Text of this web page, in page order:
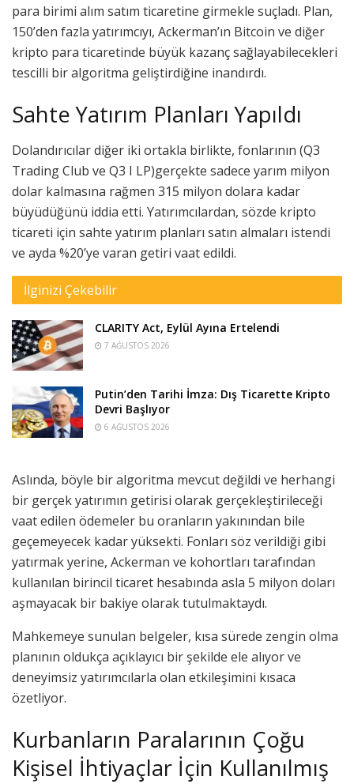
para birimi alım satım ticaretine girmekle suçladı. Plan,
150’den fazla yatırımcıyı, Ackerman’ın Bitcoin ve diğer
kripto para ticaretinde büyük kazanç sağlayabilecekleri
tescilli bir algoritma geliştirdiğine inandırdı.
Sahte Yatırım Planları Yapıldı
Dolandırıcılar diğer iki ortakla birlikte, fonlarının (Q3
Trading Club ve Q3 I LP)gerçekte sadece yarım milyon
dolar kalmasına rağmen 315 milyon dolara kadar
büyüdüğünü iddia etti. Yatırımcılardan, sözde kripto
ticareti için sahte yatırım planları satın almaları istendi
ve ayda %20’ye varan getiri vaat edildi.
İlginizi Çekebilir
CLARITY Act, Eylül Ayına Ertelendi
7 AĞUSTOS 2026
Putin’den Tarihi İmza: Dış Ticarette Kripto
Devri Başlıyor
6 AĞUSTOS 2026
Aslında, böyle bir algoritma mevcut değildi ve herhangi
bir gerçek yatırımın getirisi olarak gerçekleştirileceği
vaat edilen ödemeler bu oranların yakınından bile
geçemeyecek kadar yüksekti. Fonları söz verildiği gibi
yatırmak yerine, Ackerman ve kohortları tarafından
kullanılan birincil ticaret hesabında asla 5 milyon doları
aşmayacak bir bakiye olarak tutulmaktaydı.
Mahkemeye sunulan belgeler, kısa sürede zengin olma
planının oldukça açıklayıcı bir şekilde ele alıyor ve
deneyimsiz yatırımcılarla olan etkileşimini kısaca
özetliyor.
Kurbanların Paralarının Çoğu
Kişisel İhtiyaçlar İçin Kullanılmış